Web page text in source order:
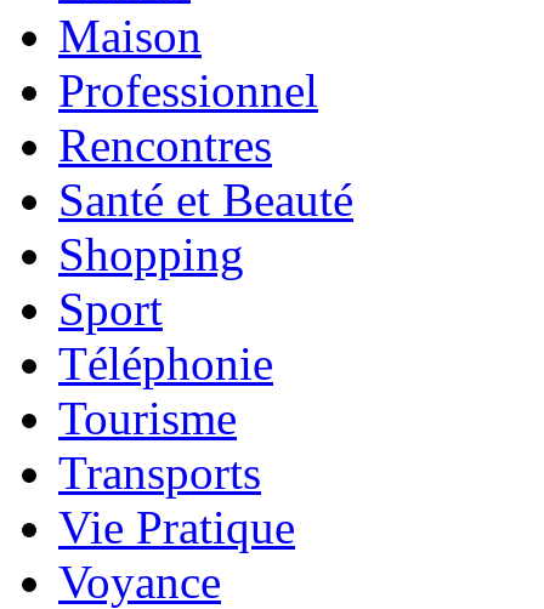
Maison
Professionnel
Rencontres
Santé et Beauté
Shopping
Sport
Téléphonie
Tourisme
Transports
Vie Pratique
Voyance